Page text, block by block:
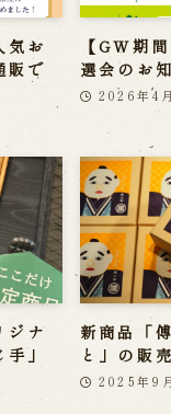
気お
販で
【GW期
選会のお
2026年4
ジナ
」
新商品「
と」の販
2025年9